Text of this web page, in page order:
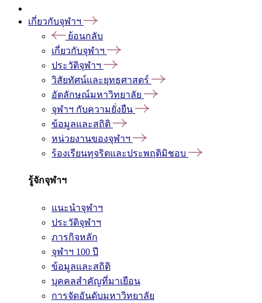
เกี่ยวกับจุฬาฯ
ย้อนกลับ
เกี่ยวกับจุฬาฯ
ประวัติจุฬาฯ
วิสัยทัศน์และยุทธศาสตร์
อัตลักษณ์มหาวิทยาลัย
จุฬาฯ กับความยั่งยืน
ข้อมูลและสถิติ
หน่วยงานของจุฬาฯ
ร้องเรียนทุจริตและประพฤติมิชอบ
รู้จักจุฬาฯ
แนะนำจุฬาฯ
ประวัติจุฬาฯ
ภารกิจหลัก
จุฬาฯ 100 ปี
ข้อมูลและสถิติ
บุคคลสำคัญที่มาเยือน
การจัดอันดับมหาวิทยาลัย